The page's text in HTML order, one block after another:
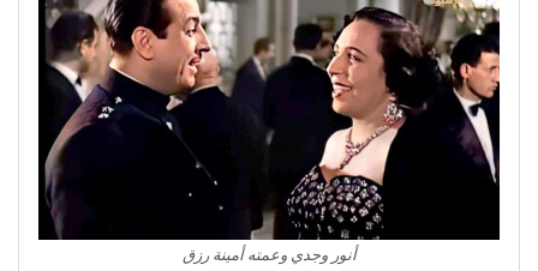
أنور وجدي وعمته أمينة رزق